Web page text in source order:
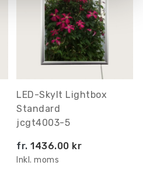
LED-Skylt Lightbox
Standard
jcgt4003-5
fr. 1436.00 kr
Inkl. moms